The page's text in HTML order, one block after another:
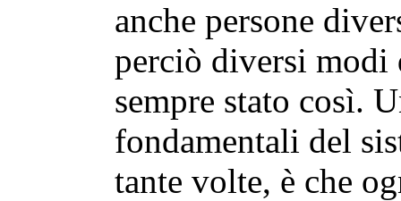
anche persone
perciò diversi modi
sempre stato così.
fondamentali del
tante volte, è che